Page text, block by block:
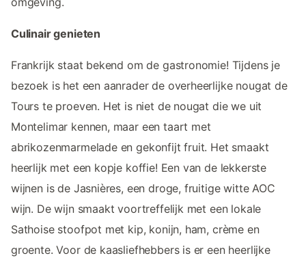
Culinair genieten
Frankrijk staat bekend om de gastronomie! Tijdens je
bezoek is het een aanrader de overheerlijke nougat de
Tours te proeven. Het is niet de nougat die we uit
Montelimar kennen, maar een taart met
abrikozenmarmelade en gekonfijt fruit. Het smaakt
heerlijk met een kopje koffie! Een van de lekkerste
wijnen is de Jasnières, een droge, fruitige witte AOC
wijn. De wijn smaakt voortreffelijk met een lokale
Sathoise stoofpot met kip, konijn, ham, crème en
groente. Voor de kaasliefhebbers is er een heerlijke